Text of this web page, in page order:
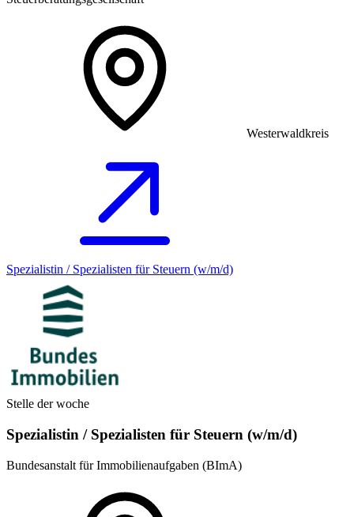
Westerwaldkreis
Spezialistin / Spezialisten für Steuern (w/m/d)
Stelle der woche
Spezialistin / Spezialisten für Steuern (w/m/d)
Bundesanstalt für Immobilienaufgaben (BImA)